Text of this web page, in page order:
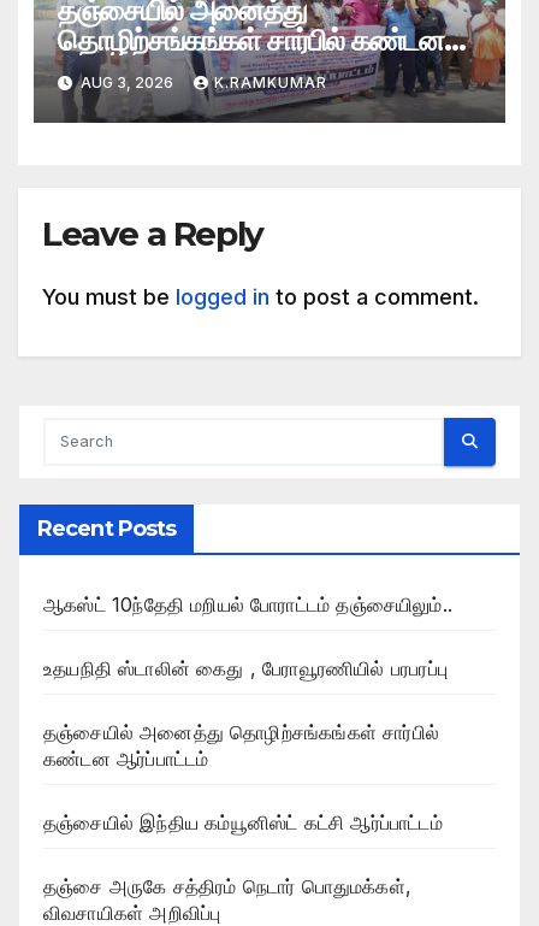
தஞ்சையில் அனைத்து
தொழிற்சங்கங்கள் சார்பில் கண்டன
ஆர்ப்பாட்டம்
AUG 3, 2026 K.RAMKUMAR
Leave a Reply
You must be logged in to post a comment.
Recent Posts
ஆகஸ்ட் 10ந்தேதி மறியல் போராட்டம் தஞ்சையிலும்..
உதயநிதி ஸ்டாலின் கைது , பேராவூரணியில் பரபரப்பு
தஞ்சையில் அனைத்து தொழிற்சங்கங்கள் சார்பில்
கண்டன ஆர்ப்பாட்டம்
தஞ்சையில் இந்திய கம்யூனிஸ்ட் கட்சி ஆர்ப்பாட்டம்
தஞ்சை அருகே சத்திரம் நெடார் பொதுமக்கள்,
விவசாயிகள் அறிவிப்பு